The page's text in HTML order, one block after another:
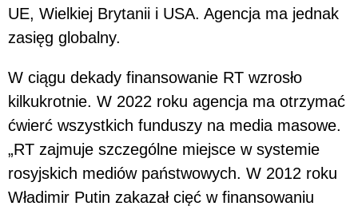
UE, Wielkiej Brytanii i USA. Agencja ma jednak
zasięg globalny.
W ciągu dekady finansowanie RT wzrosło
kilkukrotnie. W 2022 roku agencja ma otrzymać
ćwierć wszystkich funduszy na media masowe.
„RT zajmuje szczególne miejsce w systemie
rosyjskich mediów państwowych. W 2012 roku
Władimir Putin zakazał cięć w finansowaniu